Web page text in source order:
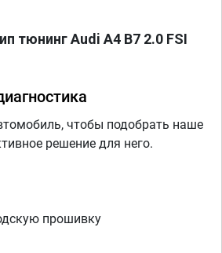
тюнинг Audi A4 B7 2.0 FSI
чтобы подобрать наше
решение для него.
прошивку